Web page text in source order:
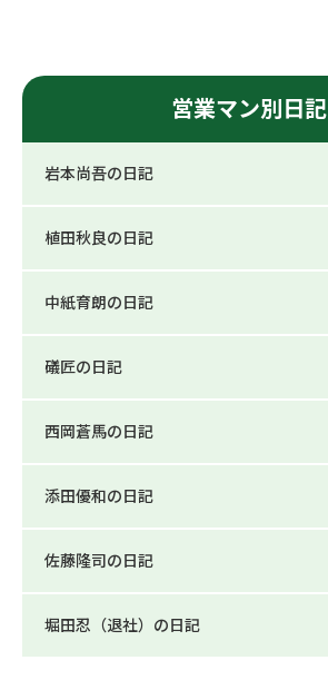
営業マン別日記
岩本尚吾の日記
植田秋良の日記
中紙育朗の日記
礒匠の日記
西岡蒼馬の日記
添田優和の日記
佐藤隆司の日記
堀田忍（退社）の日記